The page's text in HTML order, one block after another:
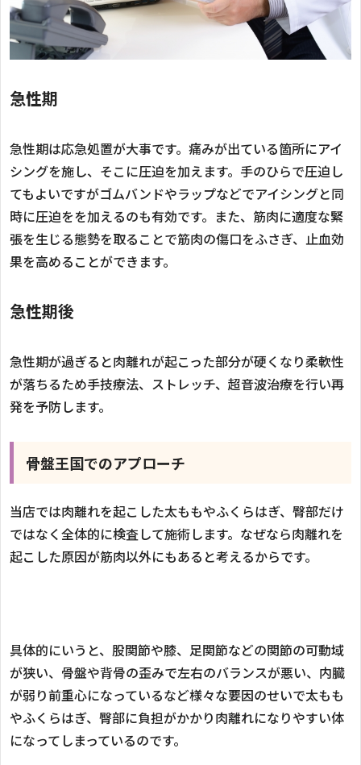
急性期
急性期は応急処置が大事です。痛みが出ている箇所にアイ
シングを施し、そこに圧迫を加えます。手のひらで圧迫し
てもよいですがゴムバンドやラップなどでアイシングと同
時に圧迫をを加えるのも有効です。また、筋肉に適度な緊
張を生じる態勢を取ることで筋肉の傷口をふさぎ、止血効
果を高めることができます。
急性期後
急性期が過ぎると肉離れが起こった部分が硬くなり柔軟性
が落ちるため手技療法、ストレッチ、超音波治療を行い再
発を予防します。
骨盤王国でのアプローチ
当店では肉離れを起こした太ももやふくらはぎ、臀部だけ
ではなく全体的に検査して施術します。なぜなら肉離れを
起こした原因が筋肉以外にもあると考えるからです。
具体的にいうと、股関節や膝、足関節などの関節の可動域
が狭い、骨盤や背骨の歪みで左右のバランスが悪い、内臓
が弱り前重心になっているなど様々な要因のせいで太もも
やふくらはぎ、臀部に負担がかかり肉離れになりやすい体
になってしまっているのです。